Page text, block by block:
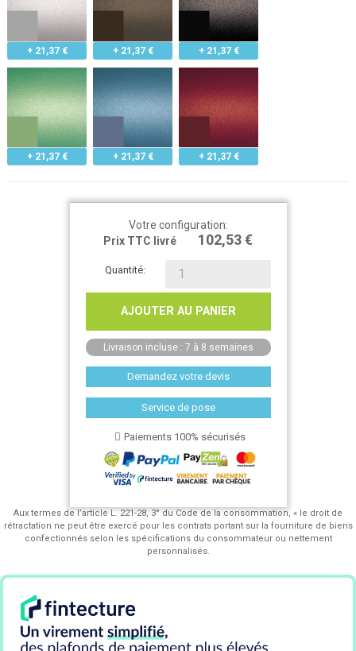
+ 21,37 € + 21,37 € + 21,37 €
+ 21,37 € + 21,37 € + 21,37 €
Votre configuration:
Prix TTC livré
102,53 €
Quantité:
AJOUTER AU PANIER
Livraison incluse : 7 à 8 semaines
Demandez votre devis
Service de pose
Paiements 100% sécurisés
Aux termes de l’article L. 221-28, 3° du Code de la consommation, « le droit de
rétractation ne peut être exercé pour les contrats portant sur la fourniture de biens
confectionnés selon les spécifications du consommateur ou nettement
personnalisés.